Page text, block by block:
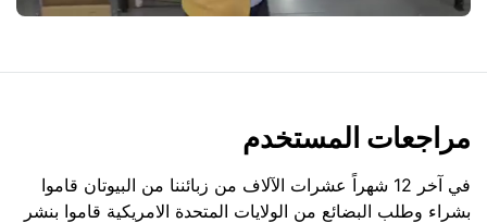
مراجعات المستخدم
في آخر 12 شهراً عشرات الآلاف من زبائننا من البيوتان قاموا
بشراء وطلب البضائع من الولايات المتحدة الامريكية قاموا بنشر